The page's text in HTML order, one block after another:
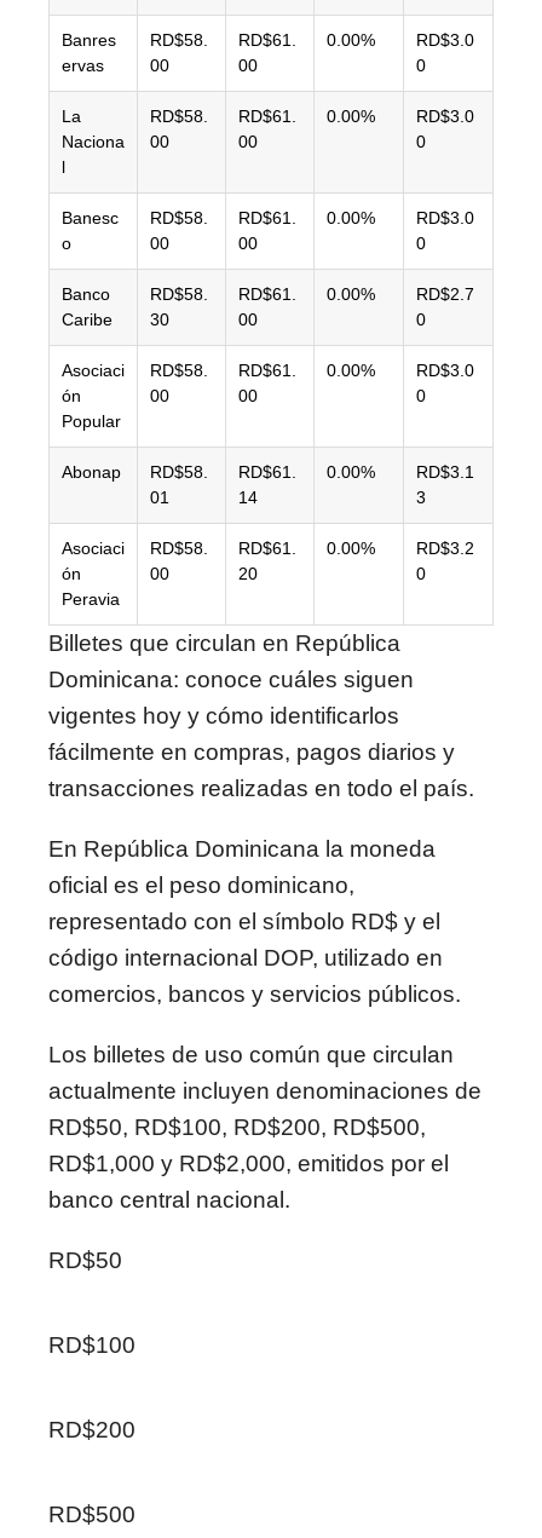
Banres
ervas
RD$58.
00
RD$61.
00
0.00%
RD$3.0
0
La
Naciona
l
RD$58.
00
RD$61.
00
0.00%
RD$3.0
0
Banesc
o
RD$58.
00
RD$61.
00
0.00%
RD$3.0
0
Banco
Caribe
RD$58.
30
RD$61.
00
0.00%
RD$2.7
0
Asociaci
ón
Popular
RD$58.
00
RD$61.
00
0.00%
RD$3.0
0
Abonap
RD$58.
01
RD$61.
14
0.00%
RD$3.1
3
Asociaci
ón
Peravia
RD$58.
00
RD$61.
20
0.00%
RD$3.2
0
Billetes que circulan en República
Dominicana: conoce cuáles siguen
vigentes hoy y cómo identificarlos
fácilmente en compras, pagos diarios y
transacciones realizadas en todo el país.
En República Dominicana la moneda
oficial es el peso dominicano,
representado con el símbolo RD$ y el
código internacional DOP, utilizado en
comercios, bancos y servicios públicos.
Los billetes de uso común que circulan
actualmente incluyen denominaciones de
RD$50, RD$100, RD$200, RD$500,
RD$1,000 y RD$2,000, emitidos por el
banco central nacional.
RD$50
RD$100
RD$200
RD$500